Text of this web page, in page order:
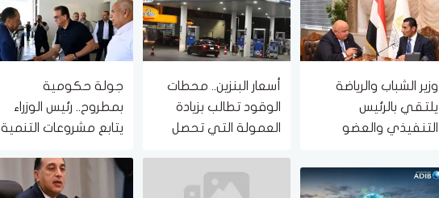
وزير الشباب والرياضة
يلتقي بالرئيس
التنفيذي والعضو
لبحث تعزيز التعاون
المشترك بين الجانبين
أسعار البنزين.. محطات
الوقود تطالب بزيادة
العمولة التي تحصل
جولة حكومية
بمطروح.. رئيس الوزراء
يتابع مشروعات التنمية
الروم